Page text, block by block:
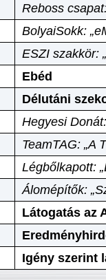
Reboss
BolyaiSokk:
ESZI szakkör:
Ebéd
Délutáni
Hegyesi
TeamTAG: „A
Légbőlkapott:
Álomépítők:
Látogatás az
Igény szerint